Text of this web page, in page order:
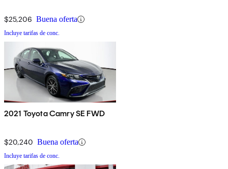
$25,206 Buena oferta
Incluye tarifas de conc.
2021 Toyota Camry SE FWD
$20,240 Buena oferta
Incluye tarifas de conc.